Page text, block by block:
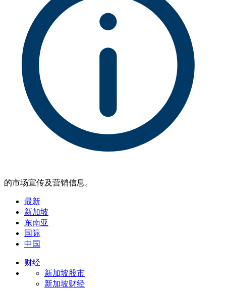
的市场宣传及营销信息。
最新
新加坡
东南亚
国际
中国
财经
新加坡股市
新加坡财经